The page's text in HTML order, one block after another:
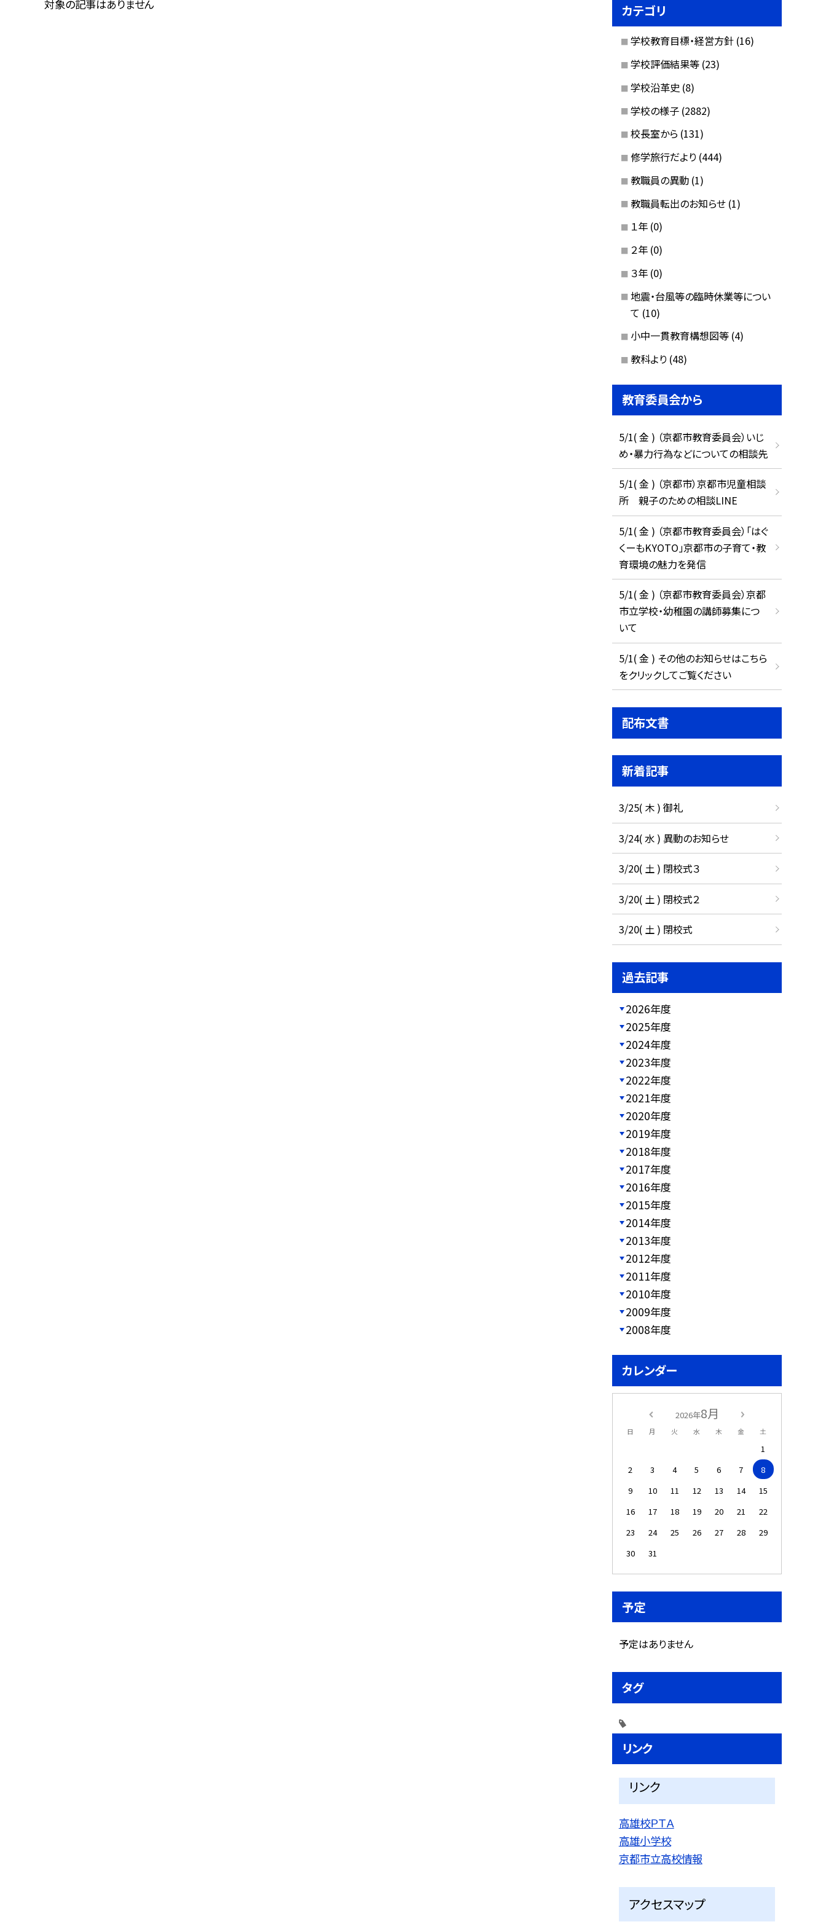
対象の記事はありません カテゴリ
学校教育目標・経営方針 (16)
学校評価結果等 (23)
学校沿革史 (8)
学校の様子 (2882)
校長室から (131)
修学旅行だより (444)
教職員の異動 (1)
教職員転出のお知らせ (1)
１年 (0)
２年 (0)
３年 (0)
地震・台風等の臨時休業等につい
て (10)
小中一貫教育構想図等 (4)
教科より (48)
教育委員会から
5/1( 金 ) （京都市教育委員会）いじ
め・暴力行為などについての相談先
5/1( 金 ) （京都市）京都市児童相談
所 親子のための相談LINE
5/1( 金 ) （京都市教育委員会）「はぐ
くーもKYOTO」京都市の子育て・教
育環境の魅力を発信
5/1( 金 ) （京都市教育委員会）京都
市立学校・幼稚園の講師募集につ
いて
5/1( 金 ) その他のお知らせはこちら
をクリックしてご覧ください
配布文書
新着記事
3/25( 木 ) 御礼
3/24( 水 ) 異動のお知らせ
3/20( 土 ) 閉校式３
3/20( 土 ) 閉校式２
3/20( 土 ) 閉校式
過去記事
2026年度
2025年度
2024年度
2023年度
2022年度
2021年度
2020年度
2019年度
2018年度
2017年度
2016年度
2015年度
2014年度
2013年度
2012年度
2011年度
2010年度
2009年度
2008年度
カレンダー
2026年8月
日 月 火 水 木 金 土
1
2
3 4 5 6 7
8
9
10 11 12 13 14
15
16
17 18 19 20 21
22
23
24 25 26 27 28
29
30
31
予定
予定はありません
タグ
リンク
リンク
高雄校ＰＴＡ
高雄小学校
京都市立高校情報
アクセスマップ